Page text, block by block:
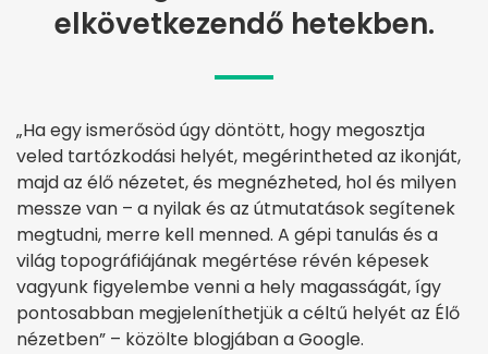
elkövetkezendő hetekben.
„Ha egy ismerősöd úgy döntött, hogy megosztja
veled tartózkodási helyét, megérintheted az ikonját,
majd az élő nézetet, és megnézheted, hol és milyen
messze van – a nyilak és az útmutatások segítenek
megtudni, merre kell menned. A gépi tanulás és a
világ topográfiájának megértése révén képesek
vagyunk figyelembe venni a hely magasságát, így
pontosabban megjeleníthetjük a céltű helyét az Élő
nézetben” – közölte blogjában a Google.